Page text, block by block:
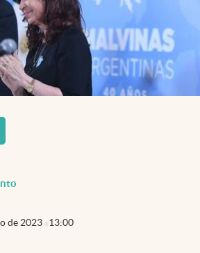
de 2023 13:00
pestaña